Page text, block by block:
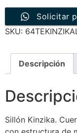
Solicitar
SKU:
Descripción
Sillón Kinzika.